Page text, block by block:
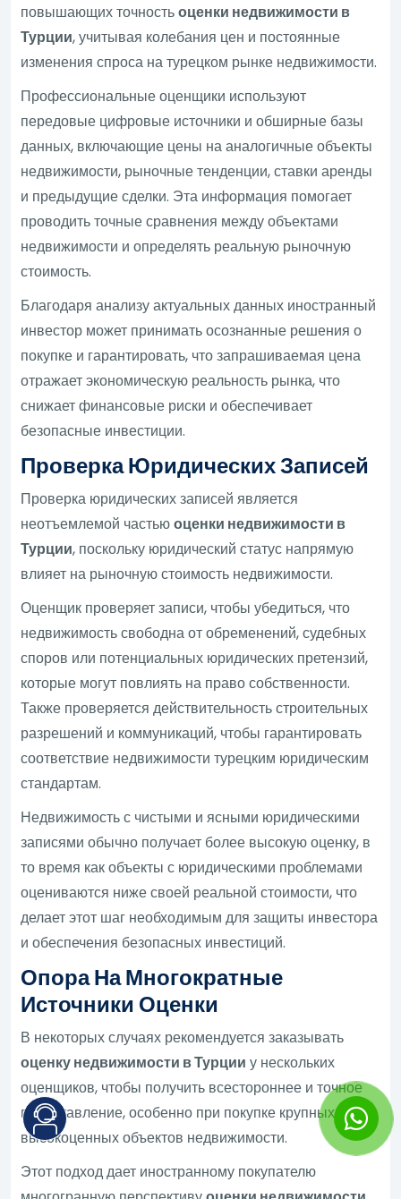
повышающих точностьоценки недвижимости в
Турции, учитывая колебания цен и постоянные
изменения спроса на турецком рынке недвижимости.
Профессиональные оценщики используют
передовые цифровые источники и обширные базы
данных, включающие цены на аналогичные объекты
недвижимости, рыночные тенденции, ставки аренды
и предыдущие сделки. Эта информация помогает
проводить точные сравнения между объектами
недвижимости и определять реальную рыночную
стоимость.
Благодаря анализу актуальных данных иностранный
инвестор может принимать осознанные решения о
покупке и гарантировать, что запрашиваемая цена
отражает экономическую реальность рынка, что
снижает финансовые риски и обеспечивает
безопасные инвестиции.
Проверка Юридических Записей
Проверка юридических записей является
неотъемлемой частьюоценки недвижимости в
Турции, поскольку юридический статус напрямую
влияет на рыночную стоимость недвижимости.
Оценщик проверяет записи, чтобы убедиться, что
недвижимость свободна от обременений, судебных
споров или потенциальных юридических претензий,
которые могут повлиять на право собственности.
Также проверяется действительность строительных
разрешений и коммуникаций, чтобы гарантировать
соответствие недвижимости турецким юридическим
стандартам.
Недвижимость с чистыми и ясными юридическими
записями обычно получает более высокую оценку, в
то время как объекты с юридическими проблемами
оцениваются ниже своей реальной стоимости, что
делает этот шаг необходимым для защиты инвестора
и обеспечения безопасных инвестиций.
Опора На Многократные
Источники Оценки
В некоторых случаях рекомендуется заказывать
оценку недвижимости в Турции у нескольких
оценщиков, чтобы получить всестороннее и точное
представление, особенно при покупке крупных или
высокоценных объектов недвижимости.
Этот подход дает иностранному покупателю